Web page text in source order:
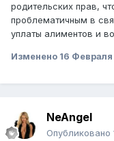
родительских прав,
проблематичным в
уплаты алиментов и
Изменено 16
NeAngel
Опубликовано